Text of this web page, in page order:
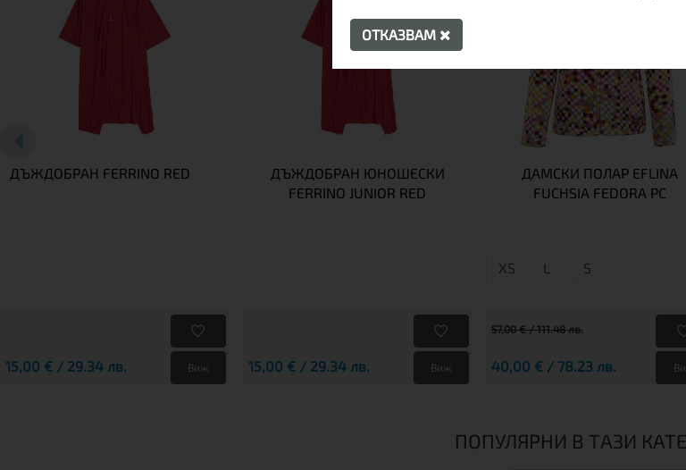
ДЪЖДОБРАН FERRINO RED
15,00 € / 29.34 лв. Виж
ДЪЖДОБРАН ЮНОШЕСКИ
FERRINO JUNIOR RED
15,00 € / 29.34 лв. Виж
ДАМСКИ ПОЛАР EFLINA
FUCHSIA FEDORA PC
XS L S
57,00 € / 111.48 лв.
40,00 € / 78.23 лв.
ПОПУЛЯРНИ В ТАЗИ
ОТКАЗВАМ